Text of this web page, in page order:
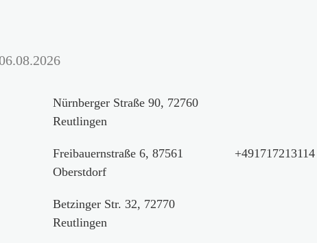
Nürnberger Straße 90, 72760
Reutlingen
Freibauernstraße 6, 87561
Oberstdorf
+491717213114
Betzinger Str. 32, 72770
Reutlingen